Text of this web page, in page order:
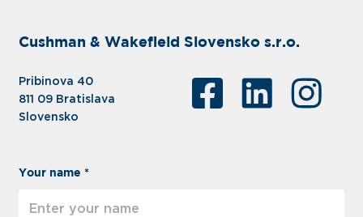
Cushman & Wakefield Slovensko s.r.o.
Pribinova 40
811 09 Bratislava
Slovensko
Your name *